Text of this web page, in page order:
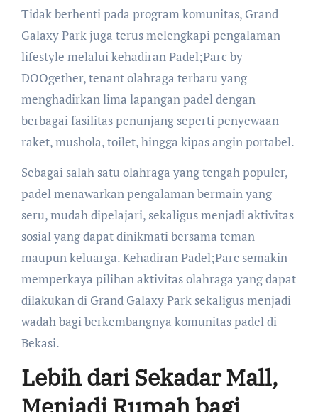
Tidak berhenti pada program komunitas, Grand
Galaxy Park juga terus melengkapi pengalaman
lifestyle melalui kehadiran Padel;Parc by
DOOgether, tenant olahraga terbaru yang
menghadirkan lima lapangan padel dengan
berbagai fasilitas penunjang seperti penyewaan
raket, mushola, toilet, hingga kipas angin portabel.
Sebagai salah satu olahraga yang tengah populer,
padel menawarkan pengalaman bermain yang
seru, mudah dipelajari, sekaligus menjadi aktivitas
sosial yang dapat dinikmati bersama teman
maupun keluarga. Kehadiran Padel;Parc semakin
memperkaya pilihan aktivitas olahraga yang dapat
dilakukan di Grand Galaxy Park sekaligus menjadi
wadah bagi berkembangnya komunitas padel di
Bekasi.
Lebih dari Sekadar Mall,
Menjadi Rumah bagi